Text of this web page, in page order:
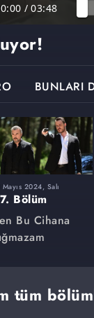
/ 03:48
BUNLARI
2024, Salı
Bölüm
Bu Cihana
tüm